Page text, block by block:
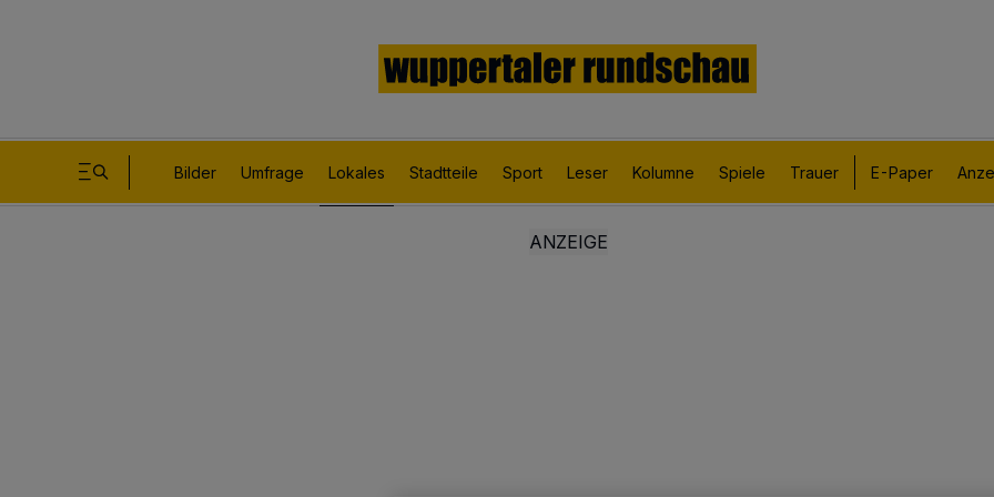
Bilder Umfrage Lokales Stadtteile Sport Leser Kolumne Spiele Trauer E-Paper